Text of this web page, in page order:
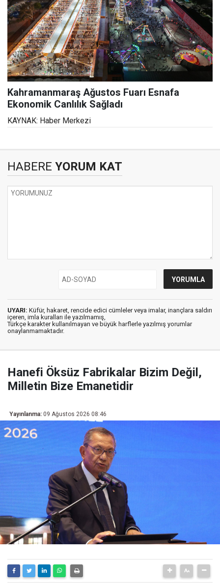
Kahramanmaraş Ağustos Fuarı Esnafa
Ekonomik Canlılık Sağladı
KAYNAK: Haber Merkezi
HABERE YORUM KAT
UYARI: Küfür, hakaret, rencide edici cümleler veya imalar, inançlara saldırı
içeren, imla kuralları ile yazılmamış,
Türkçe karakter kullanılmayan ve büyük harflerle yazılmış yorumlar
onaylanmamaktadır.
Hanefi Öksüz Fabrikalar Bizim Değil,
Milletin Bize Emanetidir
Yayınlanma: 09 Ağustos 2026 08:46